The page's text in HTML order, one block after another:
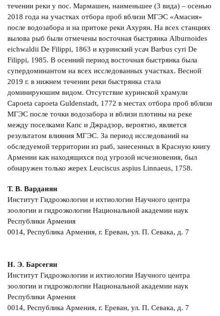
течении реки у пос. Мармашен, наименьшее (3 вида) – осенью
2018 года на участках отбора проб вблизи МГЭС «Амасия»
после водозабора и на притоке реки Ахурян. На всех станциях
вылова рыб были отмечены восточная быстрянка Alburnoides
eichwaldii De Filippi, 1863 и куринский усач Barbus cyri De
Filippi, 1985. В осенний период восточная быстрянка была
супердоминантом на всех исследованных участках. Весной
2019 г. в нижнем течении реки быстрянка стала
доминируюшим видом. Отсутствие куринской храмули
Capoeta capoeta Guldenstadt, 1772 в местах отбора проб вблизи
МГЭС после точки водозабора и вблизи плотины на реке
между поселками Капс и Джрадзор, вероятно, является
результатом влияния МГЭС. За период исследований на
обследуемой территории из рыб, занесенных в Красную книгу
Армении как находящихся под угрозой исчезновения, был
обнаружен только жерех Leuciscus aspius Linnaeus, 1758.
Т. В. Варданян
Институт Гидроэкологии и ихтиологии Научного центра
зоологии и гидроэкологии Национальной академии наук
Республики Армения
0014, Республика Армения, г. Ереван, ул. П. Севака, д. 7
Н. Э. Барсегян
Институт Гидроэкологии и ихтиологии Научного центра
зоологии и гидроэкологии Национальной академии наук
Республики Армения
0014, Республика Армения, г. Ереван, ул. П. Севака, д. 7